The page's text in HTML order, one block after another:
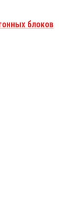
блоков